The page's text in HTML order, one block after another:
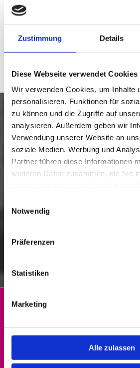
Zustimmung Details
Diese Webseite verwendet Cookies
Wir verwenden Cookies, um Inhalte
personalisieren, Funktionen für
zu können und die Zugriffe auf
analysieren. Außerdem geben wir
Verwendung unserer Website an
soziale Medien, Werbung und
Partner führen diese Informationen
weiteren Daten zusammen, die Sie
Notwendig
Präferenzen
Statistiken
Marketing
Alle zulassen
Sie haben
Rufen Sie
SENDEN SIE UNS EINE
Kontakt